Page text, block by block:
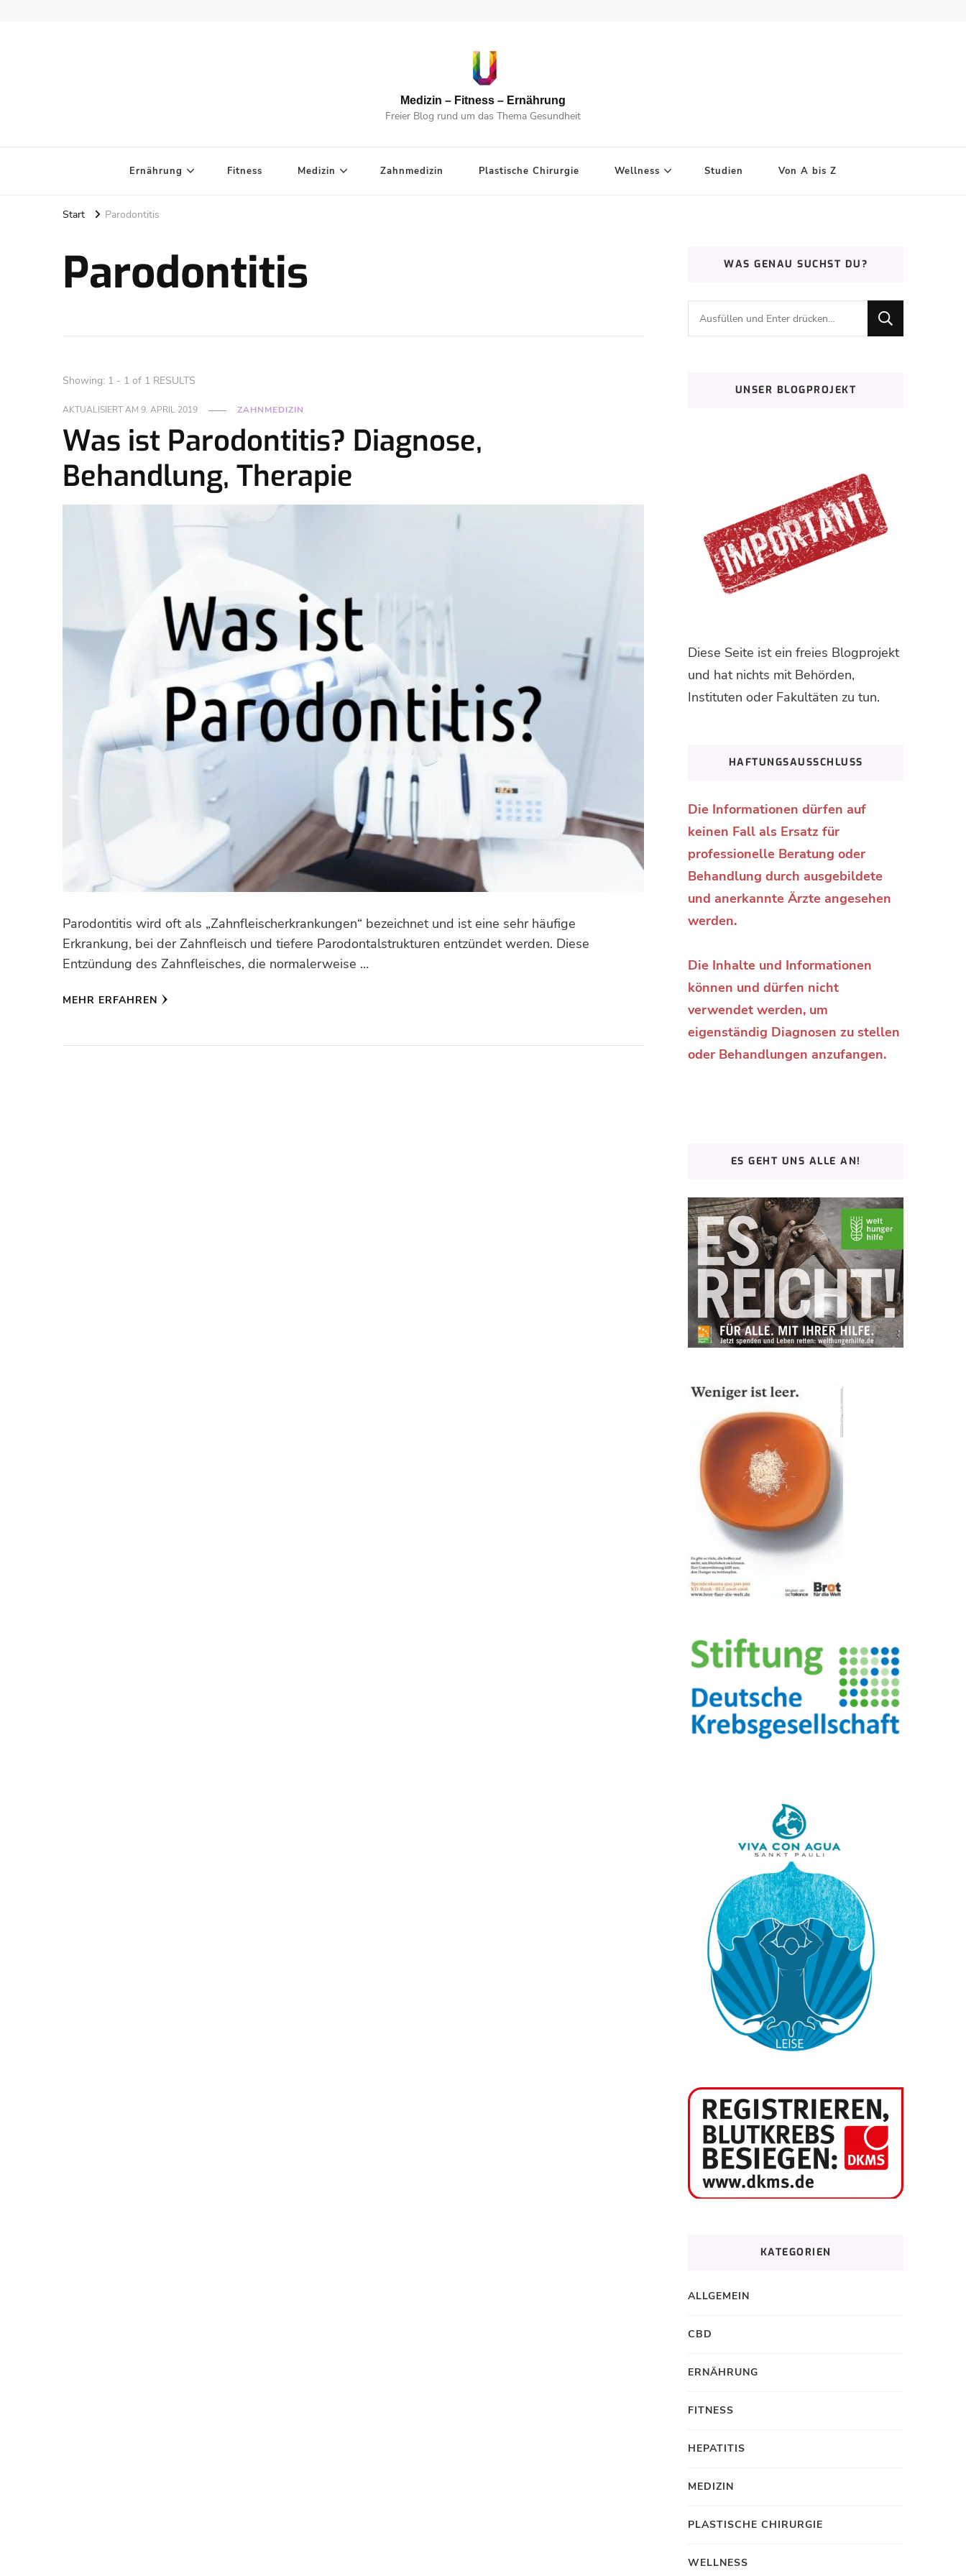
Medizin – Fitness – Ernährung
Freier Blog rund um das Thema Gesundheit
Ernährung Fitness Medizin Zahnmedizin Plastische Chirurgie Wellness Studien Von A bis Z
Start Parodontitis
Parodontitis
Showing: 1 - 1 of 1 RESULTS
AKTUALISIERT AM9. APRIL 2019 ZAHNMEDIZIN
Was ist Parodontitis? Diagnose,
Behandlung, Therapie
Parodontitis wird oft als „Zahnfleischerkrankungen“ bezeichnet und ist eine sehr häufige
Erkrankung, bei der Zahnfleisch und tiefere Parodontalstrukturen entzündet werden. Diese
Entzündung des Zahnfleisches, die normalerweise …
MEHR ERFAHREN
WAS GENAU SUCHST DU?
Suchst
du
UNSER BLOGPROJEKT
Diese Seite ist ein freies Blogprojekt
und hat nichts mit Behörden,
Instituten oder Fakultäten zu tun.
HAFTUNGSAUSSCHLUSS
Die Informationen dürfen auf
keinen Fall als Ersatz für
professionelle Beratung oder
Behandlung durch ausgebildete
und anerkannte Ärzte angesehen
werden.
Die Inhalte und Informationen
können und dürfen nicht
verwendet werden, um
eigenständig Diagnosen zu stellen
oder Behandlungen anzufangen.
ES GEHT UNS ALLE AN!
KATEGORIEN
ALLGEMEIN
CBD
ERNÄHRUNG
FITNESS
HEPATITIS
MEDIZIN
PLASTISCHE CHIRURGIE
WELLNESS